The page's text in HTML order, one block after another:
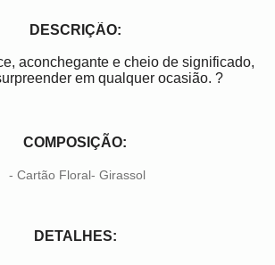
DESCRIÇÃO:
aconchegante e cheio de significado,
em qualquer ocasião. ?
COMPOSIÇÃO:
- Cartão Floral- Girassol
DETALHES: